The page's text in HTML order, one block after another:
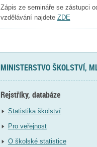
Zápis ze semináře se zástupci
vzdělávání najdete ZDE
MINISTERSTVO ŠKOLSTVÍ,
Rejstříky, databáze
Statistika školství
Pro veřejnost
O školské statistice